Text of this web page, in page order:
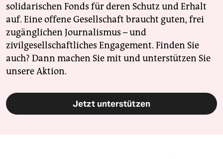
solidarischen Fonds für deren Schutz und Erhalt
auf. Eine offene Gesellschaft braucht guten, frei
zugänglichen Journalismus – und
zivilgesellschaftliches Engagement. Finden Sie
auch? Dann machen Sie mit und unterstützen Sie
unsere Aktion.
Jetzt unterstützen